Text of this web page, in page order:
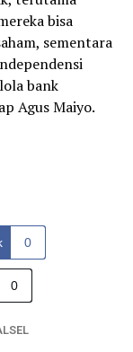
bisa
sementara
bank
Agus Maiyo.
0
0